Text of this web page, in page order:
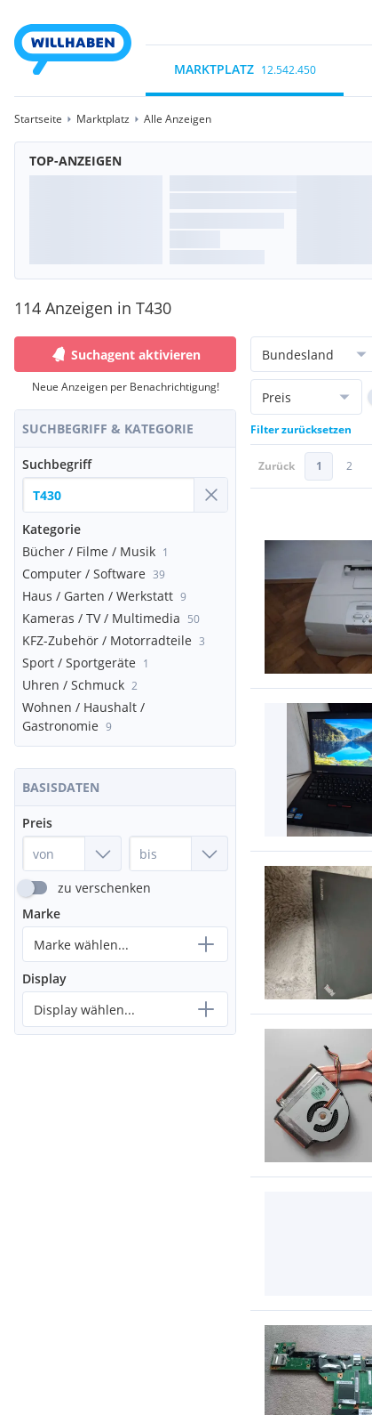
MARKTPLATZ 12.542.450
Startseite Marktplatz Alle Anzeigen
TOP-ANZEIGEN
114 Anzeigen in T430
Suchagent aktivieren
Neue Anzeigen per Benachrichtigung!
SUCHBEGRIFF & KATEGORIE
Suchbegriff
Kategorie
Bücher / Filme / Musik 1
Computer / Software 39
Haus / Garten / Werkstatt 9
Kameras / TV / Multimedia 50
KFZ-Zubehör / Motorradteile 3
Sport / Sportgeräte 1
Uhren / Schmuck 2
Wohnen / Haushalt /
Gastronomie 9
BASISDATEN
Preis
zu verschenken
Marke
Marke wählen...
Display
Display wählen...
Bundesland
Preis
Filter zurücksetzen
Zurück 1 2